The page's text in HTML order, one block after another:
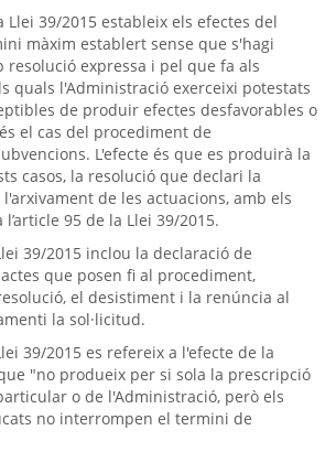
Llei 39/2015 estableix els efectes del
màxim establert sense que s'hagi
expressa i pel que fa als
quals l'Administració exerceixi potestats
de produir efectes desfavorables o
el cas del procediment de
L'efecte és que es produirà la
casos, la resolució que declari la
de les actuacions, amb els
95 de la Llei 39/2015.
39/2015 inclou la declaració de
que posen fi al procediment,
el desistiment i la renúncia al
la sol·licitud.
39/2015 es refereix a l'efecte de la
"no produeix per si sola la prescripció
o de l'Administració, però els
no interrompen el termini de